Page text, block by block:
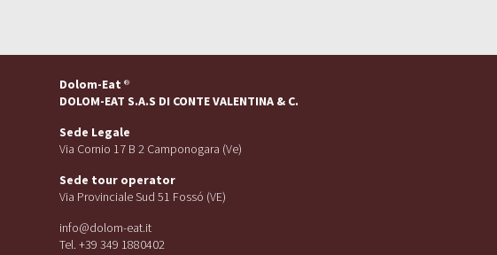
Dolom-Eat ®
DOLOM-EAT S.A.S DI CONTE VALENTINA & C.
Sede Legale
Via Cornio 17 B 2 Camponogara (Ve)
Sede tour operator
Via Provinciale Sud 51 Fossó (VE)
info@dolom-eat.it
Tel. +39 349 1880402